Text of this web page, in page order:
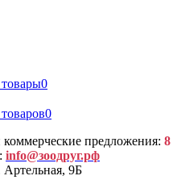
0
0
предложения: 8
info@зоодруг.рф
9Б